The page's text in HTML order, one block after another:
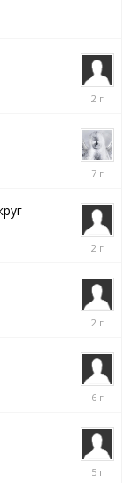
18
2024
14
2018
26
2024
28
2024
30
2019